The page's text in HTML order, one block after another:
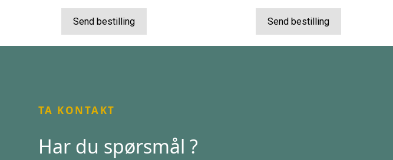
Send bestilling Send bestilling
TA KONTAKT
Har du spørsmål ?